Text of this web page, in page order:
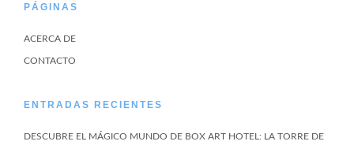
PÁGINAS
ACERCA DE
CONTACTO
ENTRADAS RECIENTES
DESCUBRE EL MÁGICO MUNDO DE BOX ART HOTEL: LA TORRE DE